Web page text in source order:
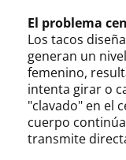
El problema
Los tacos
generan un
femenino,
intenta girar o
"clavado" en el
cuerpo
transmite